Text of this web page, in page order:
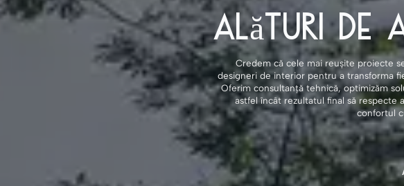
Alături de
Credem că cele mai reușite proiecte
designeri de interior pentru a transforma
Oferim consultanță tehnică, optimizăm
astfel încât rezultatul final să respecte
confortul